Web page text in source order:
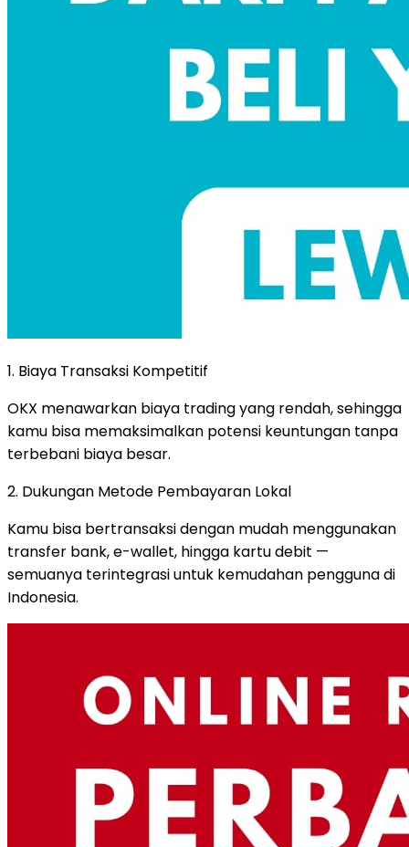
1. Biaya Transaksi Kompetitif
OKX menawarkan biaya trading yang rendah, sehingga
kamu bisa memaksimalkan potensi keuntungan tanpa
terbebani biaya besar.
2. Dukungan Metode Pembayaran Lokal
Kamu bisa bertransaksi dengan mudah menggunakan
transfer bank, e-wallet, hingga kartu debit —
semuanya terintegrasi untuk kemudahan pengguna di
Indonesia.